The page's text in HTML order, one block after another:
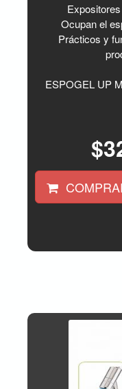
Ocupan el
Prácticos y
ESPOGEL UP